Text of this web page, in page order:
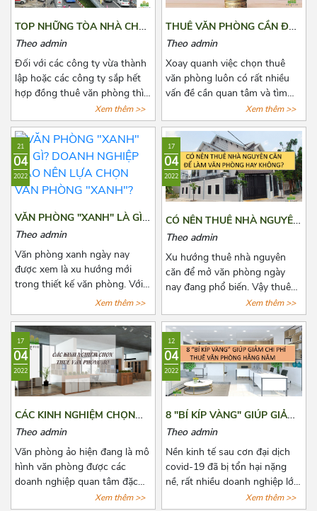
Vĩnh Khánh
Xóm Chiếu
7-11 Đoàn Văn Bơ
TOP NHỮNG TÒA NHÀ CHO
THUÊ GIÁ RẺ GẦN CẦU
Theo admin
Đối với các công ty vừa thành
lập hoặc các công ty sắp hết
hợp đồng thuê văn phòng thì
việc chọn thuê văn phòng luôn
là vấn đề đáng quan tâm. Để
tìm được một văn phòng vừa
ý, giá cả hợp lý, vị trí thuận tiện
đi lại, cơ sở hạ tầng tốt thật sự
khiến các chủ doanh nghiệp
cân nhắc lựa chọn rất nhiều.
Bài viết này, Azoffice sẽ chia
nhà cho thuê giá rẻ gần cầu
vượt 3/2 quận 10.
Xem thêm >>
THUÊ VĂN PHÒNG CẦN ĐẶT
CỌC BAO NHIÊU?
Theo admin
Xoay quanh việc chọn thuê
văn phòng luôn có rất nhiều
vấn đề cần quan tâm và tìm
hiểu đặc biệt là các khoản chi
phí thuê, chi phí phát sinh cố
định, tiền cọc,...Chính vì vậy
trước khi quyết định thuê văn
phòng, bên thuê cần biết rõ số
tiền cọc và các loại chi phí
thuê hằng tháng, những quy
định pháp luật có liên quan và
cách để lấy lại tiền cọc trong
những trường hợp rủi ro có
thể xảy ra. Cùng Azoffice tìm
hiểu thêm về nội dung này
trong bài viết dưới đây nhé!
Xem thêm >>
21
04
2022
VĂN PHÒNG "XANH" LÀ GÌ?
DOANH NGHIỆP NÀO NÊN
"XANH"?
Theo admin
Văn phòng xanh ngày nay
được xem là xu hướng mới
trong thiết kế văn phòng. Với
xu hướng này, không những
giúp thanh lọc không khí mà
còn mang tới một không gian
làm việc thư thái và nhiều
năng lượng cho các nhân viên.
Để biết thêm về xu hướng này,
hãy cùng Azoffice theo dõi bài
Xem thêm >>
17
04
2022
CÓ NÊN THUÊ NHÀ NGUYÊN
CĂN ĐỂ LÀM VĂN PHÒNG
Theo admin
Xu hướng thuê nhà nguyên
căn để mở văn phòng ngày
nay đang phổ biến. Vậy thuê
nhà nguyên văn để làm văn
phòng có lợi ích như thế nào?
Có nên hay không nên? Cùng
Azoffice tìm câu trả lời các câu
hỏi này qua bài viết dưới đây
nhé!
Xem thêm >>
17
04
2022
CÁC KINH NGHIỆM CHỌN
THUÊ VĂN PHÒNG ẢO
Theo admin
Văn phòng ảo hiện đang là mô
hình văn phòng được các
doanh nghiệp quan tâm đặc
biệt là các doanh nghiệp có
Xem thêm >>
12
04
2022
8 "BÍ KÍP VÀNG" GIÚP GIẢM
CHI PHÍ THUÊ VĂN PHÒNG
Theo admin
Nền kinh tế sau cơn đại dịch
covid-19 đã bị tổn hại nặng
nề, rất nhiều doanh nghiệp lớn
nhỏ đã phải đóng cửa vĩnh
Xem thêm >>